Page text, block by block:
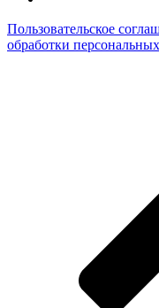
Пользовательское
обработки